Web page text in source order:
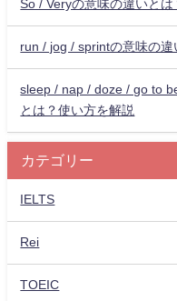
So / Veryの意味の違いとは
run / jog / sprintの意味の違
sleep / nap / doze / go to
とは？使い方を解説
カテゴリー
IELTS
Rei
TOEIC